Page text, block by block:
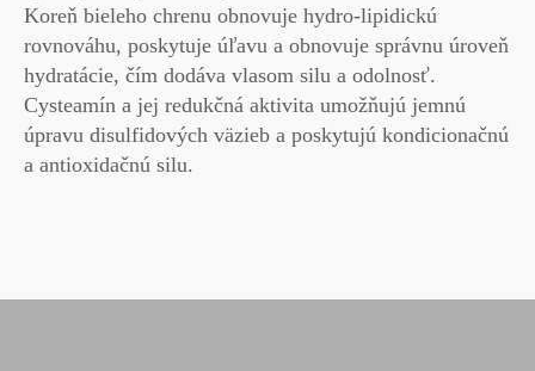
Koreň bieleho chrenu obnovuje hydro-lipidickú
rovnováhu, poskytuje úľavu a obnovuje správnu úroveň
hydratácie, čím dodáva vlasom silu a odolnosť.
Cysteamín a jej redukčná aktivita umožňujú jemnú
úpravu disulfidových väzieb a poskytujú kondicionačnú
a antioxidačnú silu.